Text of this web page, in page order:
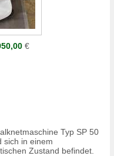
€
Typ SP 50
sich in einem
Zustand befindet.